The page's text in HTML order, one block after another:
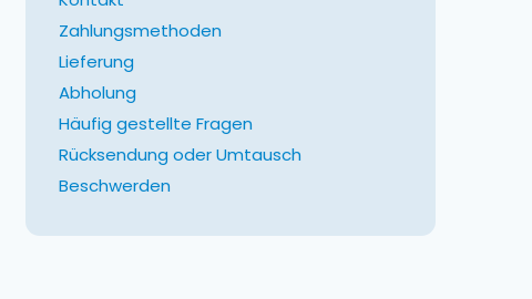
Zahlungsmethoden
Lieferung
Abholung
Häufig gestellte Fragen
Rücksendung oder Umtausch
Beschwerden